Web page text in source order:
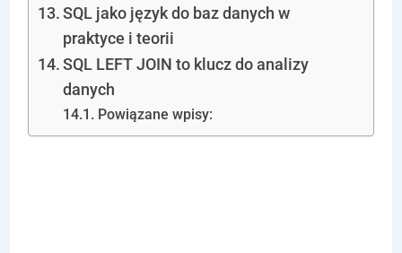
SQL jako język do baz danych w
praktyce i teorii
SQL LEFT JOIN to klucz do analizy
danych
Powiązane wpisy: